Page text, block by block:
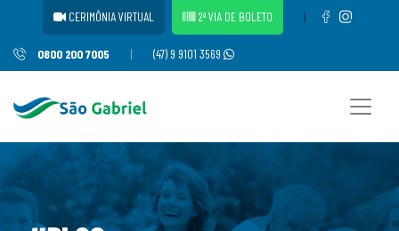
0800 200 7005 | (47) 9 9101 3569
CERIMÔNIA VIRTUAL 2ª VIA DE BOLETO |